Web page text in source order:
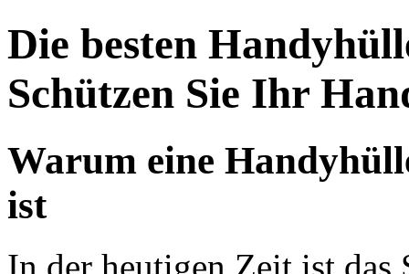
Die besten
Schützen Sie Ihr
Warum eine
ist
In der heutigen Zeit ist das